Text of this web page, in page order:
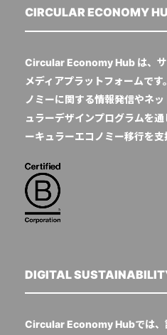
CIRCULAR ECONOMY
Circular Economy Hub は、サ
メディアプラットフォームで
ノミーに関する情報発信やネ
ュラーデザインプログラムを
ーキュラーエコノミー移行を支
DIGITAL
Circular Economy Hubでは、